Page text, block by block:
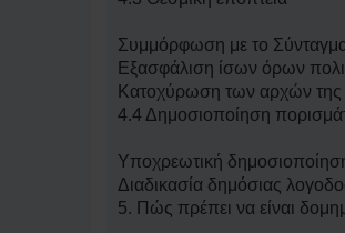
Συμμόρφωση με το Σύνταγμα
Εξασφάλιση ίσων όρων
Κατοχύρωση των αρχών της
4.4 Δημοσιοποίηση
Υποχρεωτική
Διαδικασία δημόσιας
5. Πώς πρέπει να είναι